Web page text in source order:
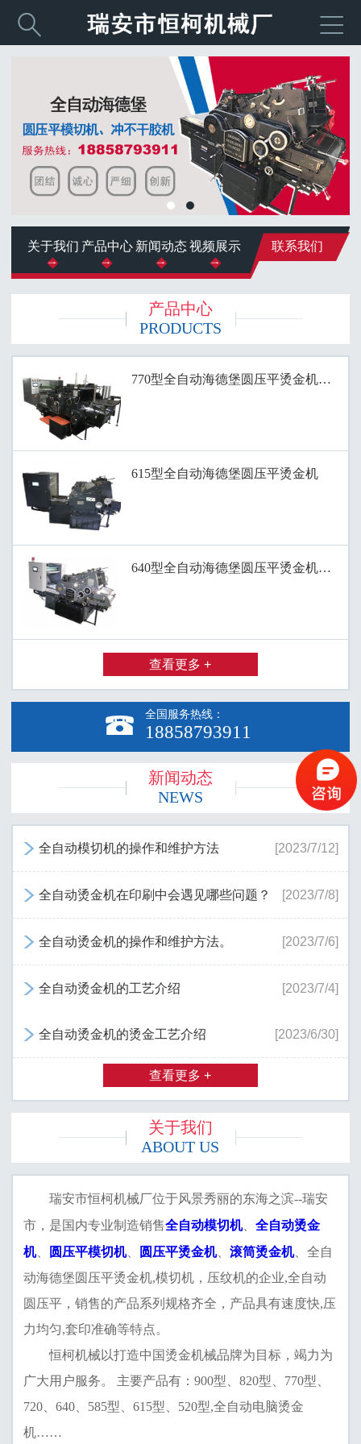


关于我们 产品中心 新闻动态视频展示 联系我们
产品中心
PRODUCTS
770型全自动海德堡圆压平烫金机、滚筒
615型全自动海德堡圆压平烫金机
640型全自动海德堡圆压平烫金机、全自
查看更多 +
 全国服务热线：
18858793911
新闻动态
NEWS
 [2023/7/12]
全自动模切机的操作和维护方法
 [2023/7/8]
全自动烫金机在印刷中会遇见哪些问题？
 [2023/7/6]
全自动烫金机的操作和维护方法。
 [2023/7/4]
全自动烫金机的工艺介绍
 [2023/6/30]
全自动烫金机的烫金工艺介绍
查看更多 +
关于我们
ABOUT US
瑞安市恒柯机械厂位于风景秀丽的东海之滨--瑞安
市，是国内专业制造销售全自动模切机、全自动烫金
机、 圆压平模切机、 圆压平烫金机、滚筒烫金机、全自
动海德堡圆压平烫金机,模切机，压纹机的企业,全自动
圆压平，销售的产品系列规格齐全，产品具有速度快,压
力均匀,套印准确等特点。
恒柯机械以打造中国烫金机械品牌为目标，竭力为
广大用户服务。 主要产品有：900型、820型、770型、
720、640、585型、615型、520型,全自动电脑烫金
机……